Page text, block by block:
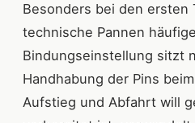
Besonders bei den ersten
technische Pannen
Bindungseinstellung sitzt
Handhabung der Pins
Aufstieg und Abfahrt will